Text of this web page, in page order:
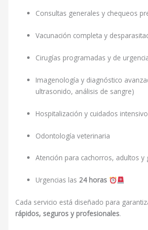
Consultas generales y chequeos
Vacunación completa y
Cirugías programadas y de
Imagenología y diagnóstico
ultrasonido, análisis de sangre)
Hospitalización y cuidados
Odontología veterinaria
Atención para cachorros, adultos y
Urgencias las 24 horas
Cada servicio está diseñado para
rápidos, seguros y profesionales.